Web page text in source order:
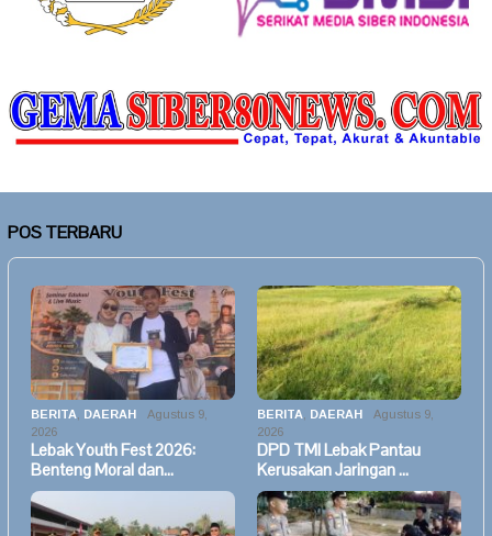
POS TERBARU
BERITA DAERAH
Agustus 9,
2026
Lebak Youth Fest 2026:
Benteng Moral dan…
BERITA DAERAH
Agustus 9,
2026
DPD TMI Lebak Pantau
Kerusakan Jaringan …